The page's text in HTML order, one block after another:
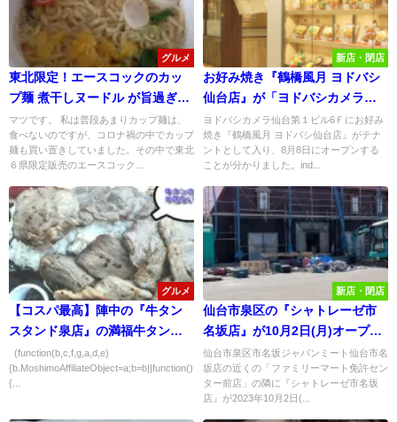
グルメ
東北限定！エースコックのカッ
プ麺 煮干しヌードル が旨過ぎ
る！
マツです。 私は普段あまりカップ麺は、
食べないのですが、コロナ禍の中でカップ
麺も買い置きしていました。その中で東北
６県限定販売のエースコック...
新店・閉店
お好み焼き『鶴橋風月 ヨドバシ
仙台店』が「ヨドバシカメラ仙
台第一ビル6F」に8/8オープン予
定！
ヨドバシカメラ仙台第１ビル6Ｆにお好み
焼き『鶴橋風月 ヨドバシ仙台店』がテナ
ントとして入り、8月8日にオープンする
ことが分かりました。ind...
グルメ
【コスパ最高】陣中の『牛タン
スタンド泉店』の満福牛タン弁
当が大人気で大行列！
(function(b,c,f,g,a,d,e)
{b.MoshimoAffiliateObject=a;b=b||function()
{...
新店・閉店
仙台市泉区の『シャトレーゼ市
名坂店』が10月2日(月)オープン
決定！
仙台市泉区市名坂ジャパンミート仙台市名
坂店の近くの「ファミリーマート免許セン
ター前店」の隣に『シャトレーゼ市名坂
店』が2023年10月2日(...